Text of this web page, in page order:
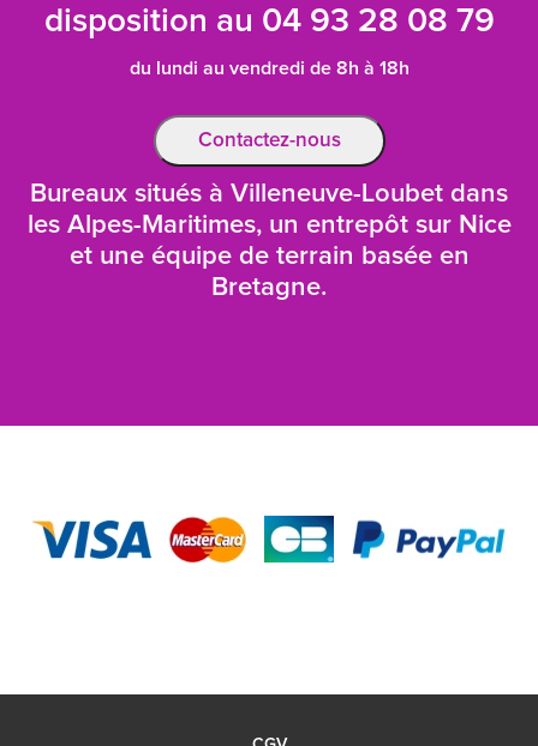
disposition au 04 93 28 08 79
du lundi au vendredi de 8h à 18h
Contactez-nous
Bureaux situés à Villeneuve-Loubet dans
les Alpes-Maritimes, un entrepôt sur Nice
et une équipe de terrain basée en
Bretagne.